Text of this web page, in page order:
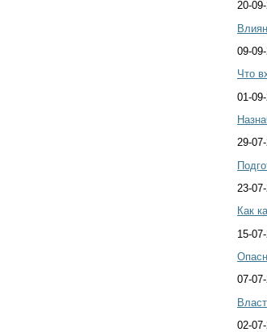
20-
09-
Что
01-
29-
23-
Как
15-
07-
02-